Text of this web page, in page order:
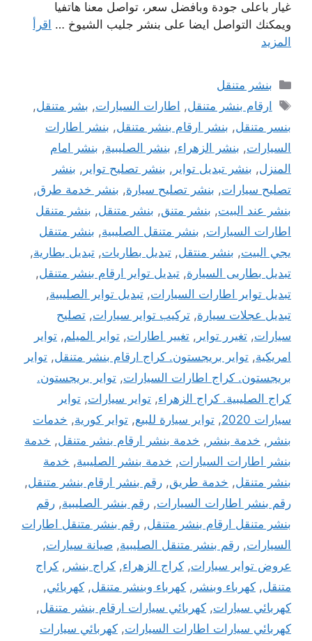
غيار باعلى جودة وبافضل سعر، تواصل معنا هاتفيا
ويمكنك التواصل ايضا على بنشر جليب الشيوخ … اقرأ
المزيد
التصنيفات
بنشر متنقل
الوسوم
ارقام بنشر متنقل, اطارات السيارات, بشر متنقل,
بنسر متنقل, بنشر ارقام بنشر متنقل, بنشر اطارات
السيارات, بنشر الزهراء, بنشر الصليبية, بنشر امام
المنزل, بنشر تبديل تواير , بنشر تصليح تواير , بنشر
تصليح سيارات, بنشر تصليح سيارة, بنشر خدمة طرق,
بنشر عند البيت, بنشر متنق, بنشر متنقل, بنشر متنقل
اطارات السيارات, بنشر متنقل الصليبية, بنشر متنقل
يجي البيت, بنشر منتقل, تبديل بطاريات, تبديل بطارية,
تبديل بطاريى السيارة, تبديل تواير ارقام بنشر متنقل,
تبديل تواير اطارات السيارات, تبديل تواير الصليبية,
تبديل عجلات سيارة, تركيب تواير سيارات, تصليح
سيارات, تغيرر تواير , تغيير اطارات, تواير الميلم, تواير
امريكية, تواير بريجستون. كراج ارقام بنشر متنقل, تواير
بريجستون. كراج اطارات السيارات, تواير بريجستون.
كراج الصليبية. كراج الزهراء, تواير سيارات, تواير
سيارات 2020
, تواير سيارة للبيع, تواير كورية, خدمات
بنشر , خدمة بنشر , خدمة بنشر ارقام بنشر متنقل, خدمة
بنشر اطارات السيارات, خدمة بنشر الصليبية, خدمة
بنشر متنقل, خدمة طريق, رقم بنشر ارقام بنشر متنقل,
رقم بنشر اطارات السيارات, رقم بنشر الصليبية, رقم
بنشر متنقل ارقام بنشر متنقل, رقم بنشر متنقل اطارات
السيارات, رقم بنشر متنقل الصليبية, صيانة سيارات,
عروض تواير سيارات, كراج الزهراء, كراج بنشر , كراج
متنقل, كهرباء وبنشر , كهرباء وبنشر متنقل, كهربائي,
كهربائي سيارات, كهربائي سيارات ارقام بنشر متنقل,
كهربائي سيارات اطارات السيارات, كهربائي سيارات